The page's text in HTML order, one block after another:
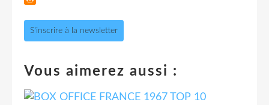
S'inscrire à la newsletter
Vous aimerez aussi :